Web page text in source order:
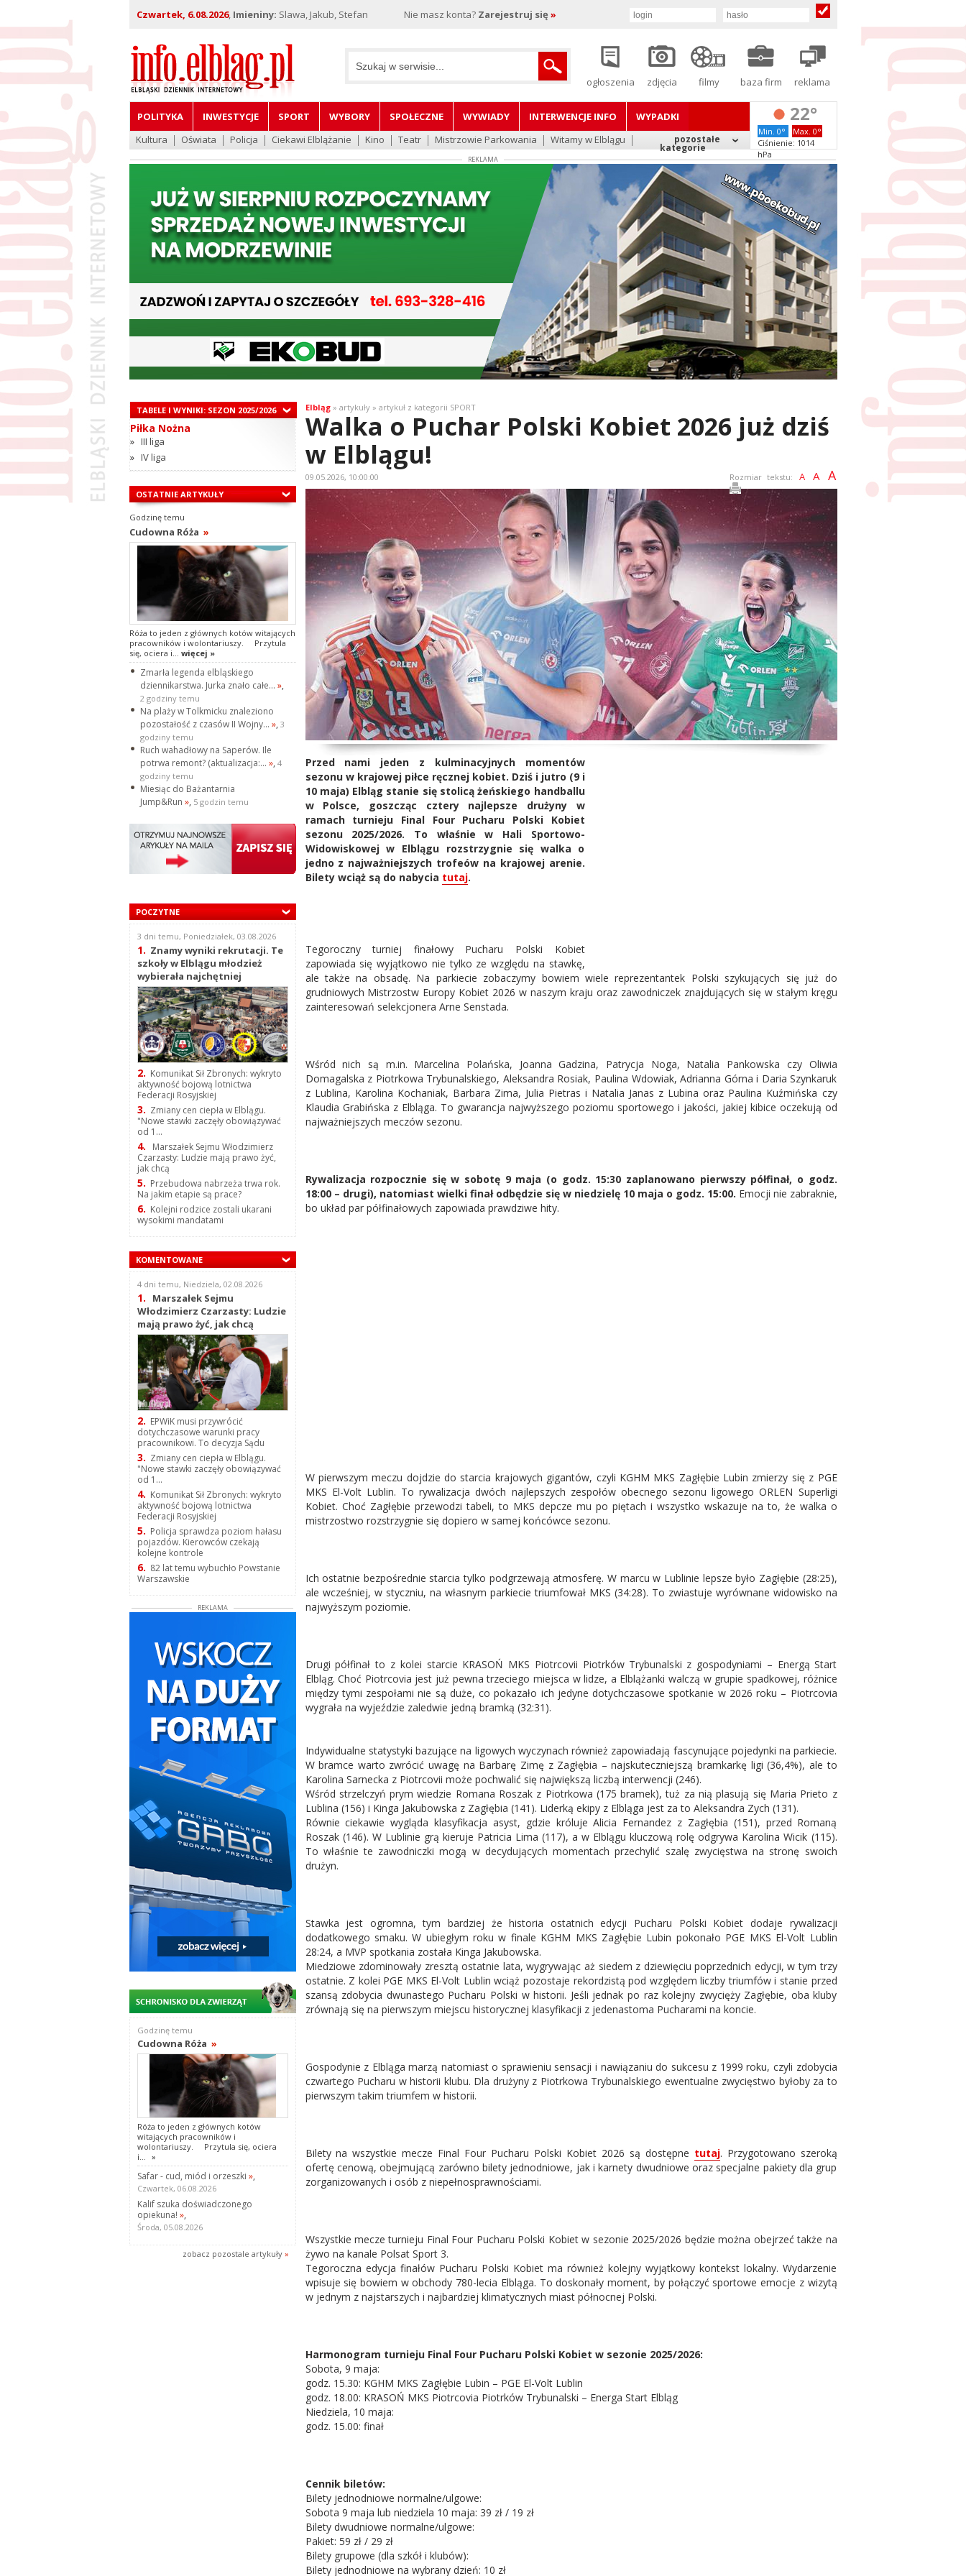
Czwartek, 6.08.2026, Imieniny: Slawa, Jakub, Stefan Nie masz konta? Zarejestruj się »
ogłoszenia zdjęcia filmy baza firm reklama
POLITYKA INWESTYCJE SPORT WYBORY SPOŁECZNE WYWIADY INTERWENCJE INFO
WYPADKI
Kultura
Oświata Policja Ciekawi Elblążanie Kino Teatr Mistrzowie Parkowania Witamy w Elblągu pozostałe
kategorie
22°
Min. 0°
Max. 0°
Ciśnienie: 1014
hPa
REKLAMA
TABELE I WYNIKI: SEZON 2025/2026
Piłka Nożna
» III liga
» IV liga
OSTATNIE ARTYKUŁY
Godzinę temu
Cudowna Róża »
Róża to jeden z głównych kotów witających
pracowników i wolontariuszy. Przytula
się, ociera i... więcej »
Zmarła legenda elbląskiego
dziennikarstwa. Jurka znało całe... »,
2 godziny temu
Na plaży w Tolkmicku znaleziono
pozostałość z czasów II Wojny... », 3
godziny temu
Ruch wahadłowy na Saperów. Ile
potrwa remont? (aktualizacja:... », 4
godziny temu
Miesiąc do Bażantarnia
Jump&Run », 5 godzin temu
POCZYTNE
3 dni temu, Poniedziałek, 03.08.2026
1. Znamy wyniki rekrutacji. Te
szkoły w Elblągu młodzież
wybierała najchętniej
2. Komunikat Sił Zbronych: wykryto
aktywność bojową lotnictwa
Federacji Rosyjskiej
3. Zmiany cen ciepła w Elblągu.
"Nowe stawki zaczęły obowiązywać
od 1...
4.
Marszałek Sejmu Włodzimierz
Czarzasty: Ludzie mają prawo żyć,
jak chcą
5. Przebudowa nabrzeża trwa rok.
Na jakim etapie są prace?
6. Kolejni rodzice zostali ukarani
wysokimi mandatami
KOMENTOWANE
4 dni temu, Niedziela, 02.08.2026
1.
Marszałek Sejmu
Włodzimierz Czarzasty: Ludzie
mają prawo żyć, jak chcą
2. EPWiK musi przywrócić
dotychczasowe warunki pracy
pracownikowi. To decyzja Sądu
3. Zmiany cen ciepła w Elblągu.
"Nowe stawki zaczęły obowiązywać
od 1...
4. Komunikat Sił Zbronych: wykryto
aktywność bojową lotnictwa
Federacji Rosyjskiej
5. Policja sprawdza poziom hałasu
pojazdów. Kierowców czekają
kolejne kontrole
6. 82 lat temu wybuchło Powstanie
Warszawskie
REKLAMA
Godzinę temu
Cudowna Róża »
Róża to jeden z głównych kotów
witających pracowników i
wolontariuszy. Przytula się, ociera
i... »
Safar - cud, miód i orzeszki »,
Czwartek, 06.08.2026
Kalif szuka doświadczonego
opiekuna! »,
Środa, 05.08.2026
zobacz pozostale artykuły »
Elbląg» artykuły » artykuł z kategorii SPORT
Walka o Puchar Polski Kobiet 2026 już dziś
w Elblągu!
09.05.2026, 10:00:00 Rozmiar tekstu: A A A
Przed nami jeden z kulminacyjnych momentów
sezonu w krajowej piłce ręcznej kobiet. Dziś i jutro (9 i
10 maja) Elbląg stanie się stolicą żeńskiego handballu
w Polsce, goszcząc cztery najlepsze drużyny w
ramach turnieju Final Four Pucharu Polski Kobiet
sezonu 2025/2026. To właśnie w Hali Sportowo-
Widowiskowej w Elblągu rozstrzygnie się walka o
jedno z najważniejszych trofeów na krajowej arenie.
Bilety wciąż są do nabycia tutaj.
Tegoroczny turniej finałowy Pucharu Polski Kobiet
zapowiada się wyjątkowo nie tylko ze względu na stawkę,
ale także na obsadę. Na parkiecie zobaczymy bowiem wiele reprezentantek Polski szykujących się już do
grudniowych Mistrzostw Europy Kobiet 2026 w naszym kraju oraz zawodniczek znajdujących się w stałym kręgu
zainteresowań selekcjonera Arne Senstada.
Wśród nich są m.in. Marcelina Polańska, Joanna Gadzina, Patrycja Noga, Natalia Pankowska czy Oliwia
Domagalska z Piotrkowa Trybunalskiego, Aleksandra Rosiak, Paulina Wdowiak, Adrianna Górna i Daria Szynkaruk
z Lublina, Karolina Kochaniak, Barbara Zima, Julia Pietras i Natalia Janas z Lubina oraz Paulina Kuźmińska czy
Klaudia Grabińska z Elbląga. To gwarancja najwyższego poziomu sportowego i jakości, jakiej kibice oczekują od
najważniejszych meczów sezonu.
Rywalizacja rozpocznie się w sobotę 9 maja (o godz. 15:30 zaplanowano pierwszy półfinał, o godz.
18:00 – drugi), natomiast wielki finał odbędzie się w niedzielę 10 maja o godz. 15:00. Emocji nie zabraknie,
bo układ par półfinałowych zapowiada prawdziwe hity.
W pierwszym meczu dojdzie do starcia krajowych gigantów, czyli KGHM MKS Zagłębie Lubin zmierzy się z PGE
MKS El-Volt Lublin. To rywalizacja dwóch najlepszych zespołów obecnego sezonu ligowego ORLEN Superligi
Kobiet. Choć Zagłębie przewodzi tabeli, to MKS depcze mu po piętach i wszystko wskazuje na to, że walka o
mistrzostwo rozstrzygnie się dopiero w samej końcówce sezonu.
Ich ostatnie bezpośrednie starcia tylko podgrzewają atmosferę. W marcu w Lublinie lepsze było Zagłębie (28:25),
ale wcześniej, w styczniu, na własnym parkiecie triumfował MKS (34:28). To zwiastuje wyrównane widowisko na
najwyższym poziomie.
Drugi półfinał to z kolei starcie KRASOŃ MKS Piotrcovii Piotrków Trybunalski z gospodyniami – Energą Start
Elbląg. Choć Piotrcovia jest już pewna trzeciego miejsca w lidze, a Elblążanki walczą w grupie spadkowej, różnice
między tymi zespołami nie są duże, co pokazało ich jedyne dotychczasowe spotkanie w 2026 roku – Piotrcovia
wygrała na wyjeździe zaledwie jedną bramką (32:31).
Indywidualne statystyki bazujące na ligowych wyczynach również zapowiadają fascynujące pojedynki na parkiecie.
W bramce warto zwrócić uwagę na Barbarę Zimę z Zagłębia – najskuteczniejszą bramkarkę ligi (36,4%), ale to
Karolina Sarnecka z Piotrcovii może pochwalić się największą liczbą interwencji (246).
Wśród strzelczyń prym wiedzie Romana Roszak z Piotrkowa (175 bramek), tuż za nią plasują się Maria Prieto z
Lublina (156) i Kinga Jakubowska z Zagłębia (141). Liderką ekipy z Elbląga jest za to Aleksandra Zych (131).
Równie ciekawie wygląda klasyfikacja asyst, gdzie króluje Alicia Fernandez z Zagłębia (151), przed Romaną
Roszak (146). W Lublinie grą kieruje Patricia Lima (117), a w Elblągu kluczową rolę odgrywa Karolina Wicik (115).
To właśnie te zawodniczki mogą w decydujących momentach przechylić szalę zwycięstwa na stronę swoich
drużyn.
Stawka jest ogromna, tym bardziej że historia ostatnich edycji Pucharu Polski Kobiet dodaje rywalizacji
dodatkowego smaku. W ubiegłym roku w finale KGHM MKS Zagłębie Lubin pokonało PGE MKS El-Volt Lublin
28:24, a MVP spotkania została Kinga Jakubowska.
Miedziowe zdominowały zresztą ostatnie lata, wygrywając aż siedem z dziewięciu poprzednich edycji, w tym trzy
ostatnie. Z kolei PGE MKS El-Volt Lublin wciąż pozostaje rekordzistą pod względem liczby triumfów i stanie przed
szansą zdobycia dwunastego Pucharu Polski w historii. Jeśli jednak po raz kolejny zwycięży Zagłębie, oba kluby
zrównają się na pierwszym miejscu historycznej klasyfikacji z jedenastoma Pucharami na koncie.
Gospodynie z Elbląga marzą natomiast o sprawieniu sensacji i nawiązaniu do sukcesu z 1999 roku, czyli zdobycia
czwartego Pucharu w historii klubu. Dla drużyny z Piotrkowa Trybunalskiego ewentualne zwycięstwo byłoby za to
pierwszym takim triumfem w historii.
Bilety na wszystkie mecze Final Four Pucharu Polski Kobiet 2026 są dostępne tutaj. Przygotowano szeroką
ofertę cenową, obejmującą zarówno bilety jednodniowe, jak i karnety dwudniowe oraz specjalne pakiety dla grup
zorganizowanych i osób z niepełnosprawnościami.
Wszystkie mecze turnieju Final Four Pucharu Polski Kobiet w sezonie 2025/2026 będzie można obejrzeć także na
żywo na kanale Polsat Sport 3.
Tegoroczna edycja finałów Pucharu Polski Kobiet ma również kolejny wyjątkowy kontekst lokalny. Wydarzenie
wpisuje się bowiem w obchody 780-lecia Elbląga. To doskonały moment, by połączyć sportowe emocje z wizytą
w jednym z najstarszych i najbardziej klimatycznych miast północnej Polski.
Harmonogram turnieju Final Four Pucharu Polski Kobiet w sezonie 2025/2026:
Sobota, 9 maja:
godz. 15.30: KGHM MKS Zagłębie Lubin – PGE El-Volt Lublin
godz. 18.00: KRASOŃ MKS Piotrcovia Piotrków Trybunalski – Energa Start Elbląg
Niedziela, 10 maja:
godz. 15.00: finał
Cennik biletów:
Bilety jednodniowe normalne/ulgowe:
Sobota 9 maja lub niedziela 10 maja: 39 zł / 19 zł
Bilety dwudniowe normalne/ulgowe:
Pakiet: 59 zł / 29 zł
Bilety grupowe (dla szkół i klubów):
Bilety jednodniowe na wybrany dzień: 10 zł